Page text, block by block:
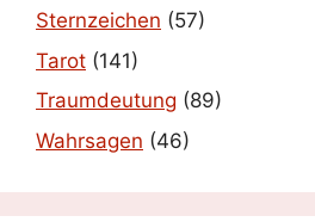
Sternzeichen (57)
Tarot (141)
Traumdeutung (89)
Wahrsagen (46)